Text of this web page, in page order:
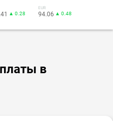
▲ 0.28
EUR
94.06 ▲ 0.48
в